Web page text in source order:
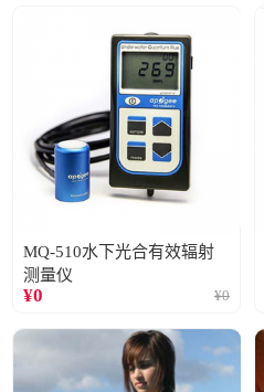
MQ-510水下光合有效辐射
测量仪
¥0 ¥0